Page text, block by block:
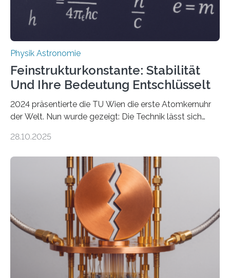
Physik Astronomie
Feinstrukturkonstante: Stabilität
Und Ihre Bedeutung Entschlüsselt
2024 präsentierte die TU Wien die erste Atomkernuhr
der Welt. Nun wurde gezeigt: Die Technik lässt sich
fundamentalen Physik nachzugehen. Thorium-
Messungen verwenden. Das hatte man jahrzehntelang
vermutet, weltweit war nach den passenden
Atomkern-Zuständen gesucht worden, 2024 gelang
einem Team der TU Wien mit Unterstützung
internationaler Partner der entscheidende Durchbruch:
Der lange diskutierte Thorium-Kernübergang wurde
gefunden. Kurz darauf konnte man zeigen, dass sich
Thorium tatsächlich nutzen lässt, um hochpräzise…
28.10.2025